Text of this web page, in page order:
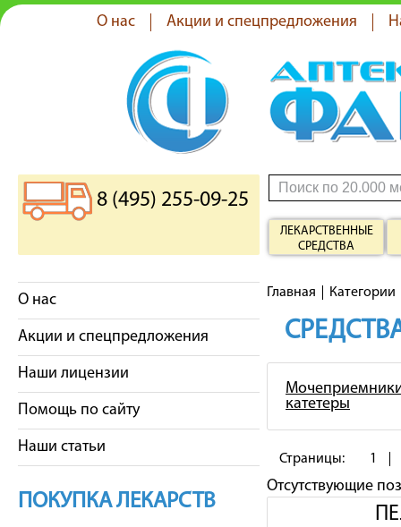
О нас Акции и спецпредложения
8 (495) 255-09-25
ЛЕКАРСТВЕННЫЕ
СРЕДСТВА
О нас
Акции и спецпредложения
Наши лицензии
Помощь по сайту
Наши статьи
ПОКУПКА ЛЕКАРСТВ
Главная Категории
катетеры
Страницы: 1
Отсутствующие